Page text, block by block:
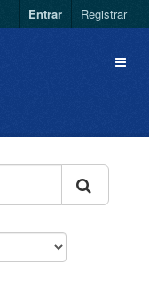
Entrar Registrar